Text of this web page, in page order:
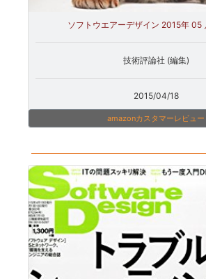
ソフトウエアーデザイン 2015年 05
技術評論社 (編集)
2015/04/18
amazonカスタマーレビュー